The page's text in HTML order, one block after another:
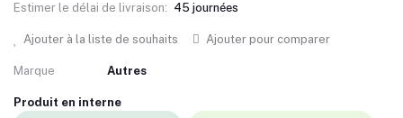
Estimer le délai de livraison: 45 journées
Ajouter à la liste de souhaits Ajouter pour comparer
Marque Autres
Produit en interne